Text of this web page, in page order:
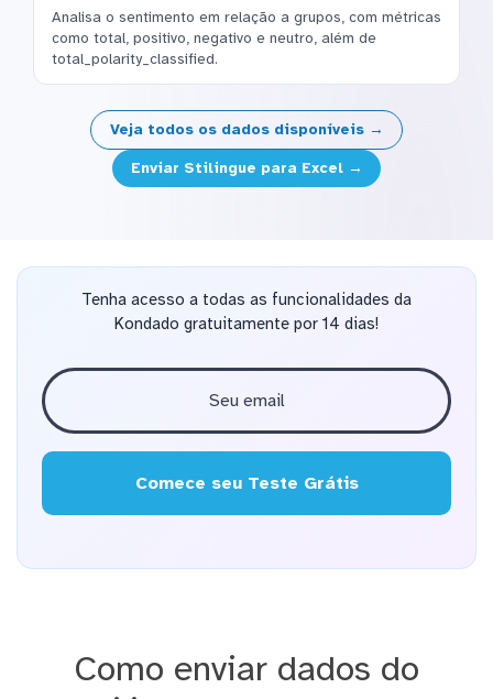
Analisa o sentimento em relação a grupos, com métricas
como total, positivo, negativo e neutro, além de
total_polarity_classified.
Veja todos os dados disponíveis →
Enviar Stilingue para Excel →
Tenha acesso a todas as funcionalidades da
Kondado gratuitamente por 14 dias!
Comece seu Teste Grátis
Como enviar dados do